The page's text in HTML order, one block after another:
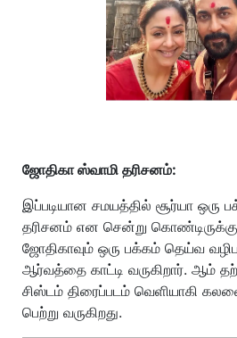
ஜோதிகா ஸ்வாமி தரிசனம்:
இப்படியான சமயத்தில் சூர்யா ஒரு
தரிசனம் என சென்று
ஜோதிகாவும் ஒரு பக்கம் தெய்வ
ஆர்வத்தை காட்டி வருகிறார். ஆம்
சிஸ்டம் திரைப்படம் வெளியாகி
பெற்று வருகிறது.